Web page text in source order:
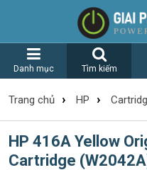
Danh mục Tìm kiếm
Trang chủ › HP ›
HP 416A Yellow
Cartridge